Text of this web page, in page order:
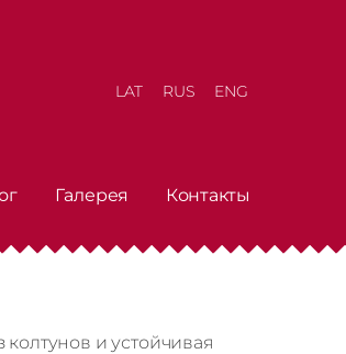
Галерея Контакты
LAT RUS ENG
и устойчивая